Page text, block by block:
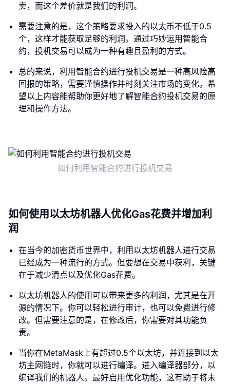
卖，而这个差价就是我们的利润。
需要注意的是，这个策略要求投入的以太币不低于0.5
个，这样才能获取足够的利润。通过巧妙运用智能合
约，投机交易可以成为一种有趣且盈利的方式。
总的来说，利用智能合约进行投机交易是一种高风险高
回报的策略，需要谨慎操作并时刻关注市场的变化。希
望以上内容能帮助你更好地了解智能合约投机交易的原
理和操作方法。
如何利用智能合约进行投机交易
如何使用以太坊机器人优化Gas花费并增加利
润
在当今的加密货币世界中，利用以太坊机器人进行交易
已经成为一种流行的方式。但要想在交易中获利，关键
在于减少滑点以及优化Gas花费。
以太坊机器人的使用可以带来更多的利润，尤其是在开
源的情况下。你可以轻松进行审计，也可以免费进行修
改。但需要注意的是，在修改后，你需要对其功能负
责。
当你在MetaMask上有超过0.5个以太坊，并连接到以太
坊主网链时，你就可以进行编译。进入编译器部分，以
编译我们的机器人。最好启用优化功能，这有助于将未